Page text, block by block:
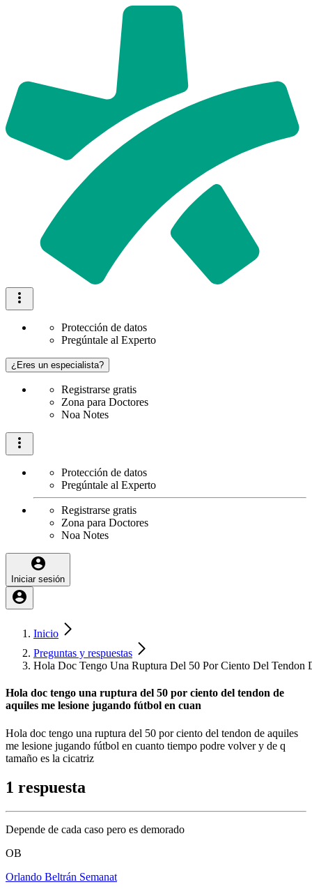
Protección de datos
Pregúntale al Experto
¿Eres un especialista?
Registrarse gratis
Zona para Doctores
Noa Notes
Protección de datos
Pregúntale al Experto
Registrarse gratis
Zona para Doctores
Noa Notes
Iniciar sesión
Inicio
Preguntas y respuestas
Hola Doc Tengo Una Ruptura Del 50 Por Ciento Del Tendon
Hola doc tengo una ruptura del 50 por ciento del tendon de
aquiles me lesione jugando fútbol en cuan
Hola doc tengo una ruptura del 50 por ciento del tendon de aquiles
me lesione jugando fútbol en cuanto tiempo podre volver y de q
tamaño es la cicatriz
1 respuesta
Depende de cada caso pero es demorado
OB
Orlando Beltrán Semanat